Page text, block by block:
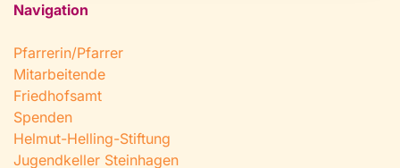
Navigation
Pfarrerin/Pfarrer
Mitarbeitende
Friedhofsamt
Spenden
Helmut-Helling-Stiftung
Jugendkeller Steinhagen